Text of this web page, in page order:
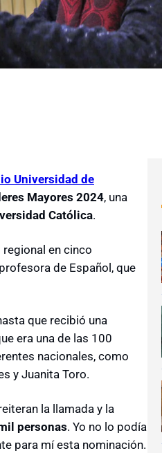
Universidad de
Mayores 2024, una
Católica.
en cinco
de Español, que
que recibió una
era una de las 100
nacionales, como
y Juanita Toro.
la llamada y la
personas. Yo no lo podía
para mí esta nominación.